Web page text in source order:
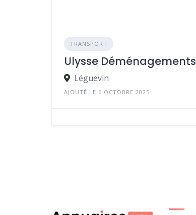
TRANSPORT
Ulysse Déménagements
Léguevin
AJOUTÉ LE 6 OCTOBRE 2025